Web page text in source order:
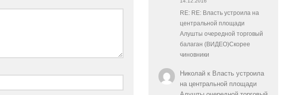
RE: RE: Власть устроила на
центральной площади
Алушты очередной торговый
балаган (ВИДЕО)Скорее
чиновники
Николайк Власть устроила
на центральной площади